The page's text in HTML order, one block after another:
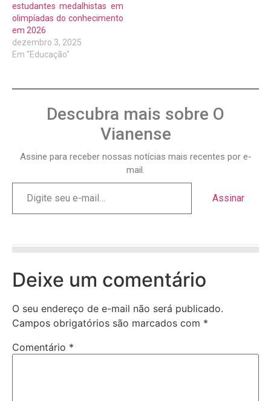
estudantes medalhistas em
olimpíadas do conhecimento
em 2026
dezembro 3, 2025
Em "Educação"
Descubra mais sobre O
Vianense
Assine para receber nossas notícias mais recentes por e-
mail.
Assinar
Deixe um comentário
O seu endereço de e-mail não será publicado.
Campos obrigatórios são marcados com *
Comentário *